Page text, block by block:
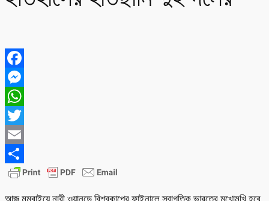
Facebook
Messenger
WhatsApp
Twitter
Email
Share
আজ মুম্বাইয়ে নারী ওয়ানডে বিশ্বকাপের ফাইনালে স্বাগতিক ভারতের মুখোমুখি হবে